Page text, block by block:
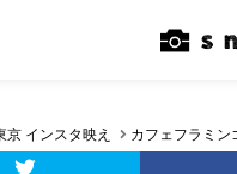
京 インスタ映え カフェフラミン